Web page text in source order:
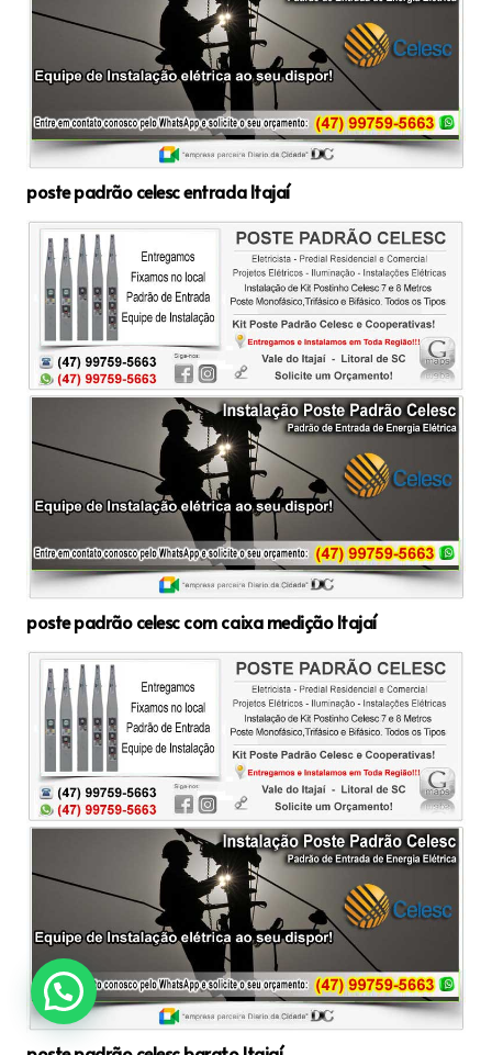
poste padrão celesc entrada Itajaí
poste padrão celesc com caixa medição Itajaí